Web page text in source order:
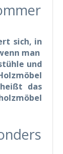
sich, in
man
und
das